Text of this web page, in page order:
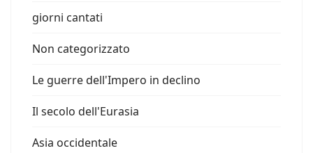
giorni cantati
Non categorizzato
Le guerre dell'Impero in declino
Il secolo dell'Eurasia
Asia occidentale